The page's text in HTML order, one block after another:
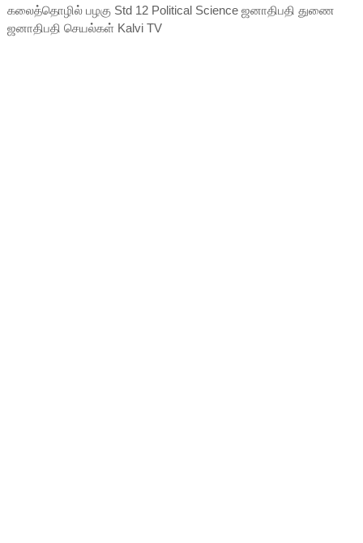
கலைத்தொழில் பழகு Std 12 Political Science ஜனாதிபதி துணை
ஜனாதிபதி செயல்கள் Kalvi TV